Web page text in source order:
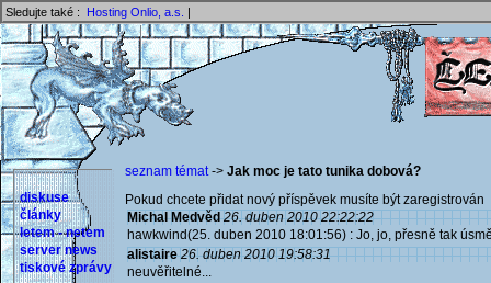
Sledujte také : Hosting Onlio, a.s. |
diskuse
články
letem - netem
server news
tiskové zprávy
seznam témat-> Jak moc je tato tunika dobová?
Pokud chcete přidat nový příspěvek musíte být
Michal Medvěd 26. duben 2010 22:22:22
hawkwind(25. duben 2010 18:01:56) : Jo, jo, přesně tak
alistaire 26. duben 2010 19:58:31
neuvěřitelné...